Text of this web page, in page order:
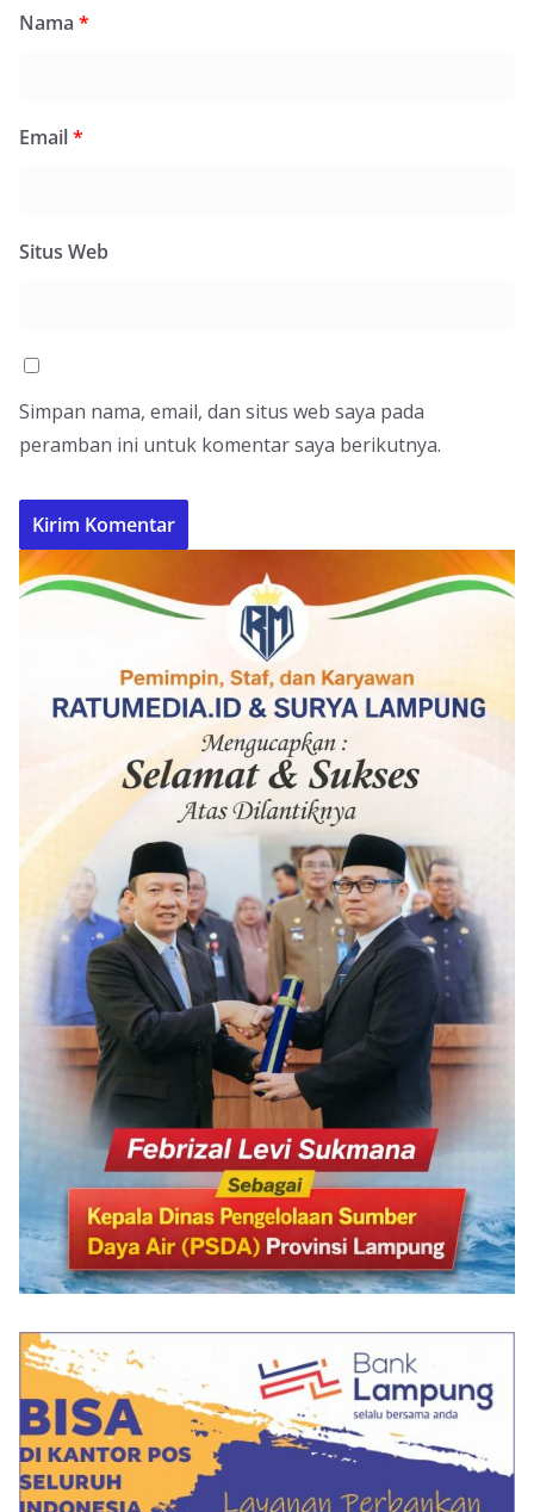
Nama *
Email*
Situs Web
Simpan nama, email, dan situs web saya pada
peramban ini untuk komentar saya berikutnya.